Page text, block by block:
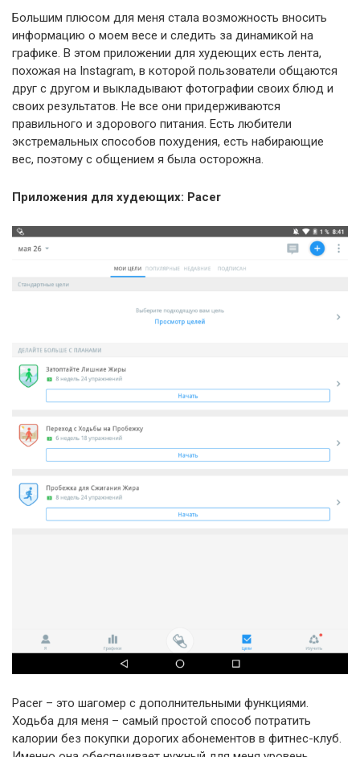
Большим плюсом для меня стала возможность вносить
информацию о моем весе и следить за динамикой на
графике. В этом приложении для худеющих есть лента,
похожая на Instagram, в которой пользователи общаются
друг с другом и выкладывают фотографии своих блюд и
своих результатов. Не все они придерживаются
правильного и здорового питания. Есть любители
экстремальных способов похудения, есть набирающие
вес, поэтому с общением я была осторожна.
Приложения для худеющих: Pacer
Pacer – это шагомер с дополнительными функциями.
Ходьба для меня – самый простой способ потратить
калории без покупки дорогих абонементов в фитнес-клуб.